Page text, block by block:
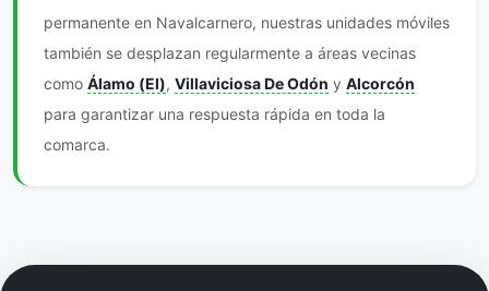
permanente en Navalcarnero, nuestras unidades móviles
también se desplazan regularmente a áreas vecinas
como Álamo (El), Villaviciosa De Odón y Alcorcón
para garantizar una respuesta rápida en toda la
comarca.